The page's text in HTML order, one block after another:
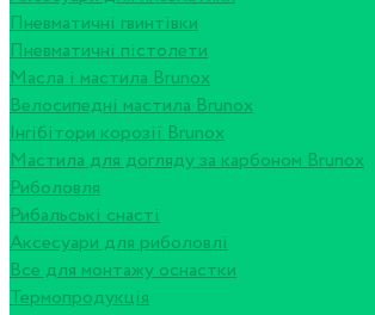
Пневматичні гвинтівки
Пневматичні пістолети
Масла і мастила Brunox
Велосипедні мастила Brunox
Інгібітори корозії Brunox
Мастила для догляду за карбоном Brunox
Риболовля
Рибальські снасті
Аксесуари для риболовлі
Все для монтажу оснастки
Термопродукція